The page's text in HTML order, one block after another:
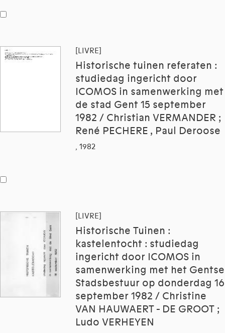
[LIVRE]
Historische tuinen referaten :
studiedag ingericht door
ICOMOS in samenwerking met
de stad Gent 15 september
1982 / Christian VERMANDER ;
René PECHERE , Paul Deroose
, 1982
[LIVRE]
Historische Tuinen :
kastelentocht : studiedag
ingericht door ICOMOS in
samenwerking met het Gentse
Stadsbestuur op donderdag 16
september 1982 / Christine
VAN HAUWAERT - DE GROOT ;
Ludo VERHEYEN